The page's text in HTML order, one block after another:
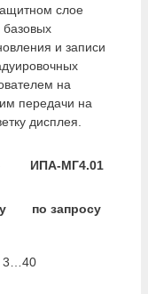
слое
и записи
на
передачи на
дисплея.
ИПА-МГ4.01
по запросу
3…40